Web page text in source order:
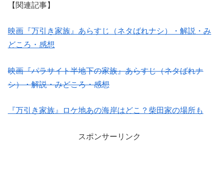
【関連記事】
映画『万引き家族』あらすじ（ネタばれナシ）・解説・み
どころ・感想
映画『パラサイト半地下の家族』あらすじ（ネタばれナ
シ）・解説・みどころ・感想
『万引き家族』ロケ地あの海岸はどこ？柴田家の場所も
スポンサーリンク